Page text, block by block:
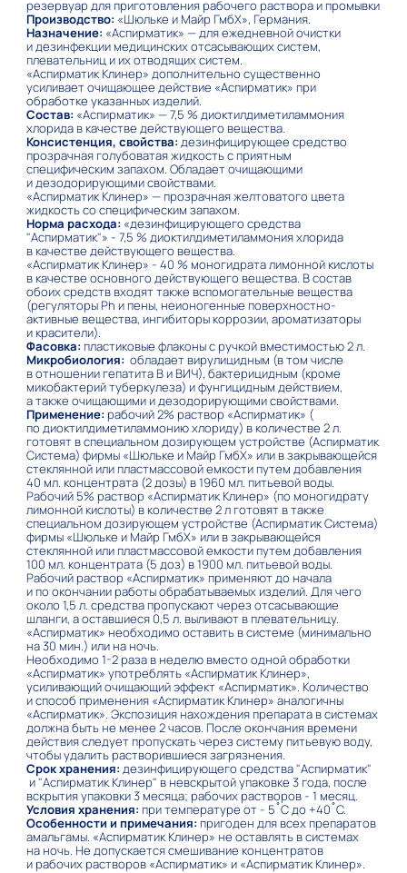
резервуар для приготовления рабочего раствора и промывки
Производство: «Шюльке и Майр ГмбХ», Германия.
Назначение: «Аспирматик» — для ежедневной очистки
и дезинфекции медицинских отсасывающих систем,
плевательниц и их отводящих систем.
«Аспирматик Клинер» дополнительно существенно
усиливает очищающее действие «Аспирматик» при
обработке указанных изделий.
Состав: «Аспирматик» — 7,5 % диоктилдиметиламмония
хлорида в качестве действующего вещества.
Консистенция, свойства: дезинфицирующее средство
прозрачная голубоватая жидкость с приятным
специфическим запахом. Обладает очищающими
и дезодорирующими свойствами.
«Аспирматик Клинер» — прозрачная желтоватого цвета
жидкость со специфическим запахом.
Норма расхода: «дезинфицирующего средства
"Аспирматик"» - 7,5 % диоктилдиметиламмония хлорида
в качестве действующего вещества.
«Аспирматик Клинер» - 40 % моногидрата лимонной кислоты
в качестве основного действующего вещества. В состав
обоих средств входят также вспомогательные вещества
(регуляторы Ph и пены, неионогенные поверхностно-
активные вещества, ингибиторы коррозии, ароматизаторы
и красители).
Фасовка: пластиковые флаконы с ручкой вместимостью 2 л.
Микробиология: обладает вирулицидным (в том числе
в отношении гепатита В и ВИЧ), бактерицидным (кроме
микобактерий туберкулеза) и фунгицидным действием,
а также очищающими и дезодорирующими свойствами.
Применение: рабочий 2% раствор «Аспирматик» (
по диоктилдиметиламмонию хлориду) в количестве 2 л.
готовят в специальном дозирующем устройстве (Аспирматик
Система) фирмы «Шюльке и Майр ГмбХ» или в закрывающейся
стеклянной или пластмассовой емкости путем добавления
40 мл. концентрата (2 дозы) в 1960 мл. питьевой воды.
Рабочий 5% раствор «Аспирматик Клинер» (по моногидрату
лимонной кислоты) в количестве 2 л готовят в также
специальном дозирующем устройстве (Аспирматик Система)
фирмы «Шюльке и Майр ГмбХ» или в закрывающейся
стеклянной или пластмассовой емкости путем добавления
100 мл. концентрата (5 доз) в 1900 мл. питьевой воды.
Рабочий раствор «Аспирматик» применяют до начала
и по окончании работы обрабатываемых изделий. Для чего
около 1,5 л. средства пропускают через отсасывающие
шланги, а оставшиеся 0,5 л. выливают в плевательницу.
«Аспирматик» необходимо оставить в системе (минимально
на 30 мин.) или на ночь.
Необходимо 1-2 раза в неделю вместо одной обработки
«Аспирматик» употреблять «Аспирматик Клинер»,
усиливающий очищающий эффект «Аспирматик». Количество
и способ применения «Аспирматик Клинер» аналогичны
«Аспирматик». Экспозиция нахождения препарата в системах
должна быть не менее 2 часов. После окончания времени
действия следует пропускать через систему питьевую воду,
чтобы удалить растворившиеся загрязнения.
Срок хранения: дезинфицирующего средства "Аспирматик"
и "Аспирматик Клинер" в невскрытой упаковке 3 года, после
вскрытия упаковки 3 месяца; рабочих растворов - 1 месяц.
Условия хранения: при температуре от - 5˚С до +40˚С.
Особенности и примечания: пригоден для всех препаратов
амальгамы. «Аспирматик Клинер» не оставлять в системах
на ночь. Не допускается смешивание концентратов
и рабочих растворов «Аспирматик» и «Аспирматик Клинер».